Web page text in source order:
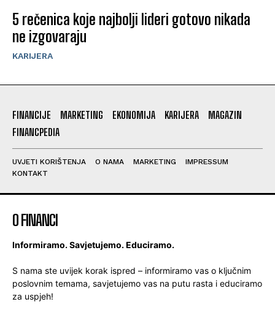
5 rečenica koje najbolji lideri gotovo nikada
ne izgovaraju
KARIJERA
FINANCIJE MARKETING EKONOMIJA KARIJERA
MAGAZIN
FINANCPEDIA
UVJETI KORIŠTENJA O NAMA MARKETING
IMPRESSUM
KONTAKT
O FINANCI
Informiramo. Savjetujemo. Educiramo.
S nama ste uvijek korak ispred – informiramo vas o ključnim
poslovnim temama, savjetujemo vas na putu rasta i educiramo
za uspjeh!